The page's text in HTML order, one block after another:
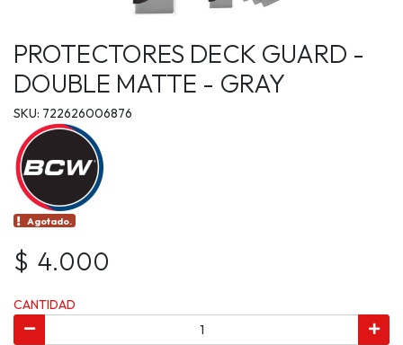
PROTECTORES DECK GUARD -
DOUBLE MATTE - GRAY
SKU: 722626006876
Agotado.
$ 4.000
CANTIDAD